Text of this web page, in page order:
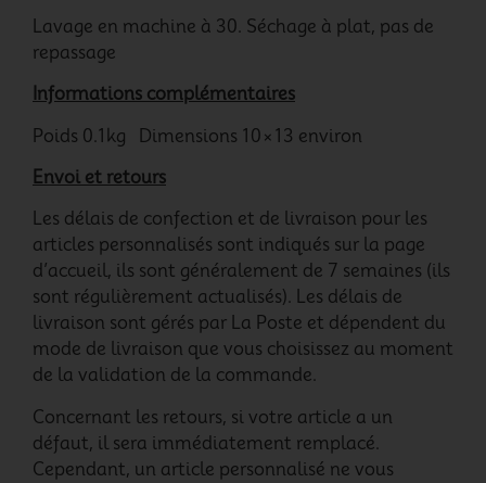
Lavage en machine à 30. Séchage à plat, pas de
repassage
Informations complémentaires
Poids 0.1kg Dimensions 10×13 environ
Envoi et retours
Les délais de confection et de livraison pour les
articles personnalisés sont indiqués sur la page
d’accueil, ils sont généralement de 7 semaines (ils
sont régulièrement actualisés). Les délais de
livraison sont gérés par La Poste et dépendent du
mode de livraison que vous choisissez au moment
de la validation de la commande.
Concernant les retours, si votre article a un
défaut, il sera immédiatement remplacé.
Cependant, un article personnalisé ne vous